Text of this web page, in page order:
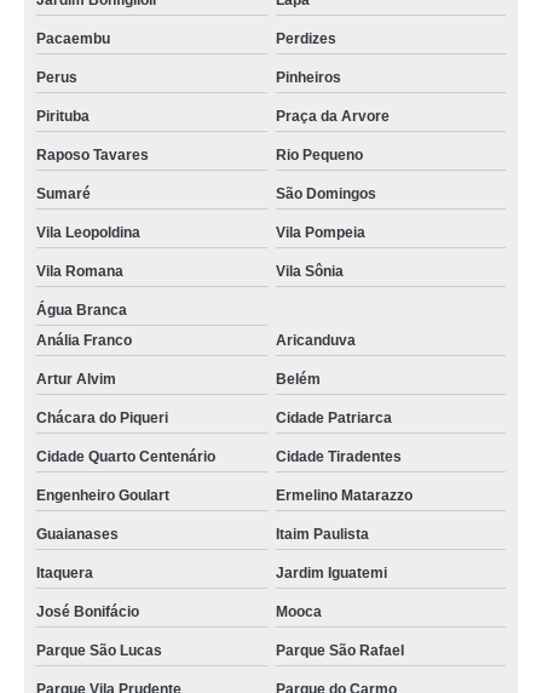
empresa que faz termografia para prédios Itapevi
empresa que faz termografia infravermelha Perus
termografia elétrica Vila Cruzeiro
termografia industrial Liberdade
serviço de termografia infravermelha Campo Grande
serviço de termografia industrial São José do Rio Preto
empresa que faz termografia mecânica Jardim Europa
termografia edifícios onde faz Raposo Tavares
serviço de termografia manutenção preditiva Itaim Paulista
serviço de termografia industrial Amparo
empresa que faz termografia predial Jundiaí
termografia para prédios onde faz Paulínia
Pacaembu Perdizes
Perus Pinheiros
Pirituba Praça da Arvore
Raposo Tavares Rio Pequeno
Sumaré São Domingos
Vila Leopoldina Vila Pompeia
Vila Romana Vila Sônia
Água Branca
Anália Franco
Aricanduva
Artur Alvim Belém
Chácara do Piqueri Cidade Patriarca
Cidade Quarto Centenário Cidade Tiradentes
Engenheiro Goulart Ermelino Matarazzo
Guaianases Itaim Paulista
Itaquera Jardim Iguatemi
José Bonifácio Mooca
Parque São Lucas Parque São Rafael
Parque Vila Prudente Parque do Carmo